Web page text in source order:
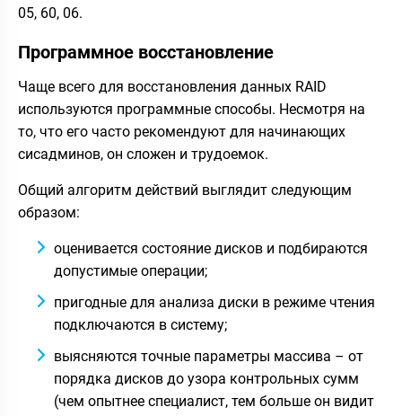
05, 60, 06.
Программное восстановление
Чаще всего для восстановления данных RAID
используются программные способы. Несмотря на
то, что его часто рекомендуют для начинающих
сисадминов, он сложен и трудоемок.
Общий алгоритм действий выглядит следующим
образом:
оценивается состояние дисков и подбираются
допустимые операции;
пригодные для анализа диски в режиме чтения
подключаются в систему;
выясняются точные параметры массива – от
порядка дисков до узора контрольных сумм
(чем опытнее специалист, тем больше он видит